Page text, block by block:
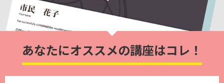
あなたにオススメの講座はコレ！